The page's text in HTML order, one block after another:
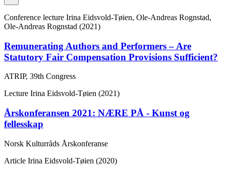
Conference lecture Irina Eidsvold-Tøien, Ole-Andreas Rognstad,
Ole-Andreas Rognstad (2021)
Remunerating Authors and Performers – Are
Statutory Fair Compensation Provisions Sufficient?
ATRIP, 39th Congress
Lecture Irina Eidsvold-Tøien (2021)
Årskonferansen 2021: NÆRE PÅ - Kunst og
fellesskap
Norsk Kulturråds Årskonferanse
Article Irina Eidsvold-Tøien (2020)